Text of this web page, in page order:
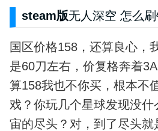
steam版无人深空 怎么
国区价格158，还算良心，
是60刀左右，价复格奔着
算158我也不你买，根本不
戏？你玩几个星球发现没
宙的尽头？对，到了尽头